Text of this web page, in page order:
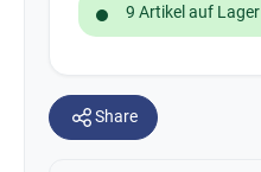
9 Artikel auf Lager
Share